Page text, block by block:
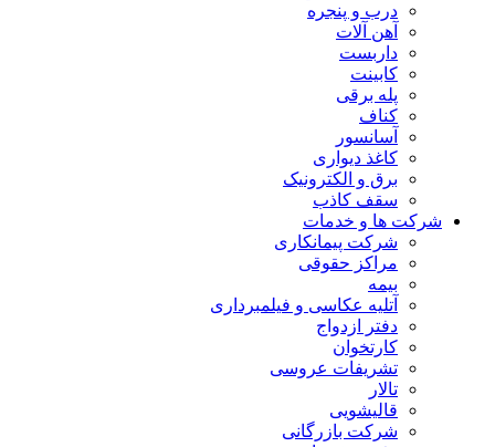
درب و پنجره
آهن آلات
داربست
کابینت
پله برقی
کناف
آسانسور
کاغذ دیواری
برق و الکترونیک
سقف کاذب
شرکت ها و خدمات
شرکت پیمانکاری
مراکز حقوقی
بیمه
آتلیه عکاسی و فیلمبرداری
دفتر ازدواج
کارتخوان
تشریفات عروسی
تالار
قالیشویی
شرکت بازرگانی